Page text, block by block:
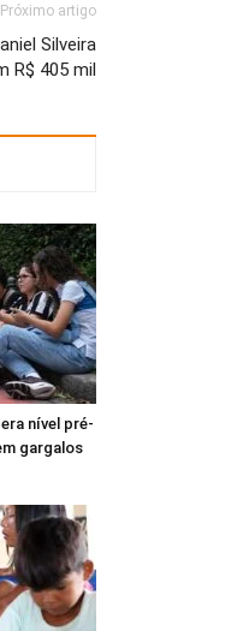
Próximo artigo
Silveira
R$ 405 mil
nível pré-
gargalos